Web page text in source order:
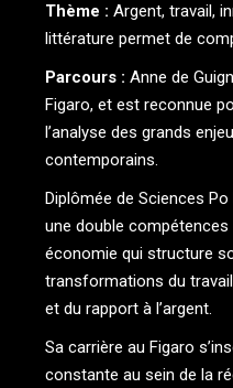
Thème :Argent, travail,
littérature permet de
Parcours :Anne de
Figaro, et est reconnue
l’analyse des grands
contemporains.
Diplômée de Sciences
une double
économie qui structure
transformations du
et du rapport à l’argent.
Sa carrière au Figaro
constante au sein de la